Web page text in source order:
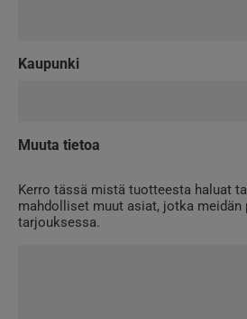
Kaupunki
Muuta tietoa
Kerro tässä mistä tuotteesta haluat
mahdolliset muut asiat, jotka
tarjouksessa.